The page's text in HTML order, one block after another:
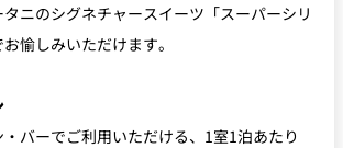
ニのシグネチャースイーツ「スーパーシリ
愉しみいただけます。
バーでご利用いただける、1室1泊あたり